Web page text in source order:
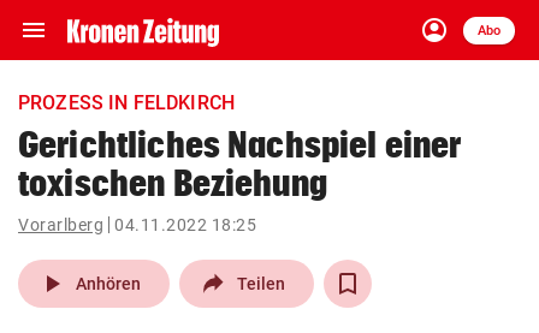
menu Navigation
ein-/ausklappen
account_circle
Anmelden
Abo
close Schließen
account_circle Anmelden
pin_drop
Wien arrow_right
PROZESS IN FELDKIRCH
Gerichtliches Nachspiel einer
toxischen Beziehung
Vorarlberg 04.11.2022 18:25
play_arrow Anhören Teilen